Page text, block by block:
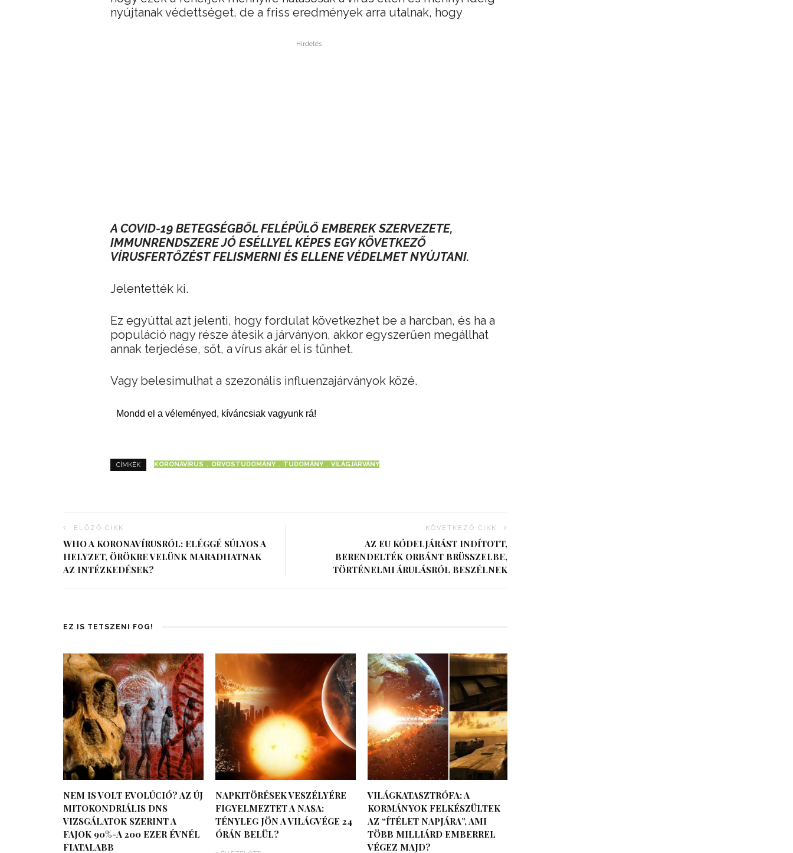
nyújtanak védettséget, de a friss eredmények arra utalnak, hogy
Hirdetés
A COVID-19 BETEGSÉGBŐL FELÉPÜLŐ EMBEREK SZERVEZETE,
IMMUNRENDSZERE JÓ ESÉLLYEL KÉPES EGY KÖVETKEZŐ
VÍRUSFERTŐZÉST FELISMERNI ÉS ELLENE VÉDELMET NYÚJTANI.
Jelentették ki.
Ez egyúttal azt jelenti, hogy fordulat következhet be a harcban, és ha a
populáció nagy része átesik a járványon, akkor egyszerűen megállhat
annak terjedése, sőt, a vírus akár el is tűnhet.
Vagy belesimulhat a szezonális influenzajárványok közé.
Mondd el a véleményed, kíváncsiak vagyunk rá!
CÍMKÉK KORONAVÍRUS ORVOSTUDOMÁNY TUDOMÁNY VILÁGJÁRVÁNY
ELŐZŐ CIKK
WHO A KORONAVÍRUSRÓL: ELÉGGÉ SÚLYOS A
HELYZET, ÖRÖKRE VELÜNK MARADHATNAK
AZ INTÉZKEDÉSEK?
KÖVETKEZŐ CIKK
AZ EU KÓDELJÁRÁST INDÍTOTT,
BERENDELTÉK ORBÁNT BRÜSSZELBE,
TÖRTÉNELMI ÁRULÁSRÓL BESZÉLNEK
EZ IS TETSZENI FOG!
NEM IS VOLT EVOLÚCIÓ? AZ ÚJ
MITOKONDRIÁLIS DNS
VIZSGÁLATOK SZERINT A
FAJOK 90%-A 200 EZER ÉVNÉL
FIATALABB
NAPKITÖRÉSEK VESZÉLYÉRE
FIGYELMEZTET A NASA:
TÉNYLEG JÖN A VILÁGVÉGE 24
ÓRÁN BELÜL?
VILÁGKATASZTRÓFA: A
KORMÁNYOK FELKÉSZÜLTEK
AZ “ÍTÉLET NAPJÁRA”, AMI
TÖBB MILLIÁRD EMBERREL
VÉGEZ MAJD?